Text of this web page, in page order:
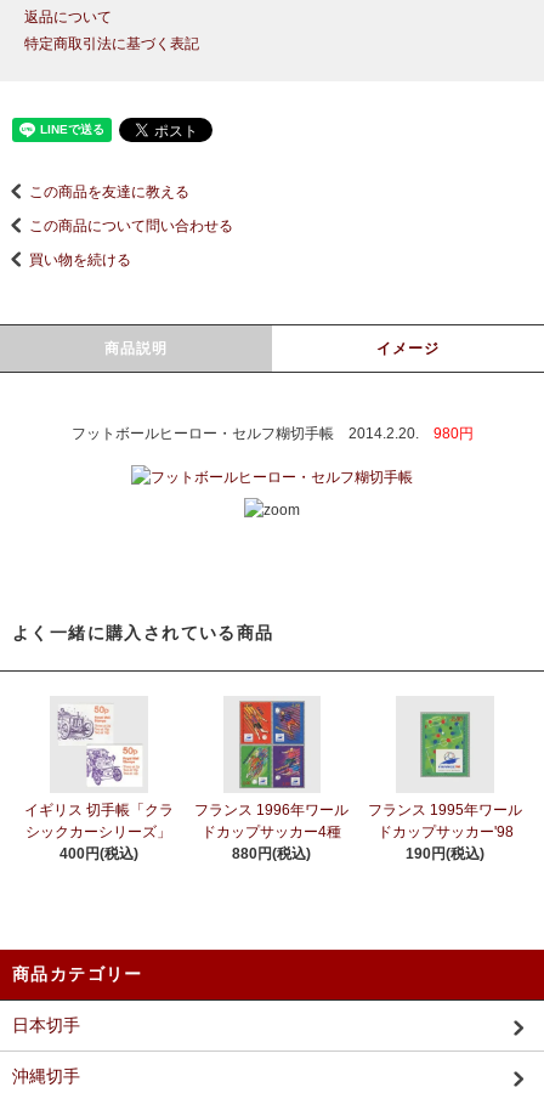
返品について
特定商取引法に基づく表記
この商品を友達に教える
この商品について問い合わせる
買い物を続ける
商品説明 イメージ
フットボールヒーロー・セルフ糊切手帳 2014.2.20. 980円
よく一緒に購入されている商品
イギリス 切手帳「クラ
シックカーシリーズ」
400円(税込)
フランス 1996年ワール
ドカップサッカー4種
880円(税込)
フランス 1995年ワール
ドカップサッカー'98
190円(税込)
商品カテゴリー
日本切手
沖縄切手